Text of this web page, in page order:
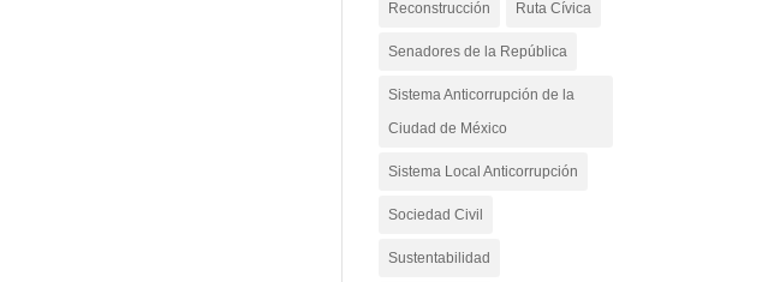
Reconstrucción Ruta Cívica
Senadores de la República
Sistema Anticorrupción de la
Ciudad de México
Sistema Local Anticorrupción
Sociedad Civil
Sustentabilidad